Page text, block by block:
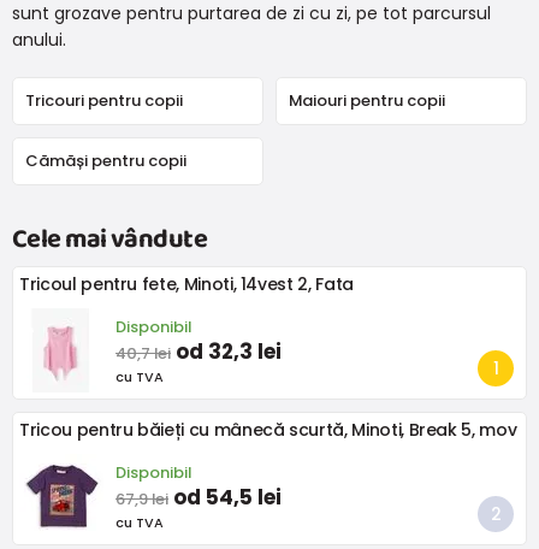
sunt grozave pentru purtarea de zi cu zi, pe tot parcursul
anului.
Tricouri pentru copii Maiouri pentru copii
Cămăși pentru copii
Cele mai vândute
Tricoul pentru fete, Minoti, 14vest 2, Fata
Disponibil
40,7 lei od 32,3 lei
cu TVA
Tricou pentru băieți cu mânecă scurtă, Minoti, Break 5, mov
Disponibil
67,9 lei od 54,5 lei
cu TVA